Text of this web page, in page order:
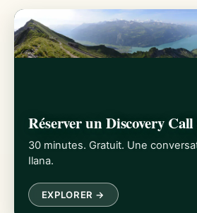
Réserver un Discovery
30 minutes. Gratuit. Une
Ilana.
EXPLORER →